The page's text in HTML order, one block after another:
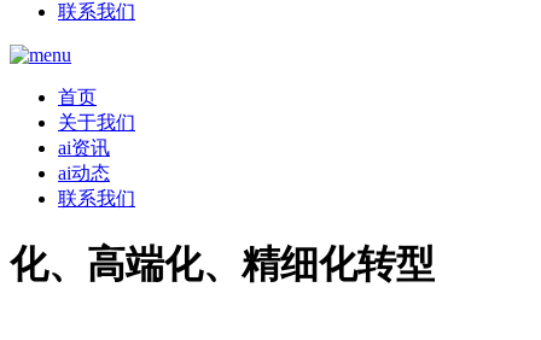
联系我们
首页
关于我们
ai资讯
ai动态
联系我们
化、高端化、精细化转型